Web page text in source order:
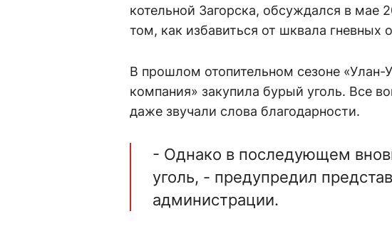
котельной Загорска, обсуждался в мае
том, как избавиться от шквала гневных
В прошлом отопительном сезоне «Улан-
компания» закупила бурый уголь. Все
даже звучали слова благодарности.
- Однако в последующем
уголь, - предупредил
администрации.